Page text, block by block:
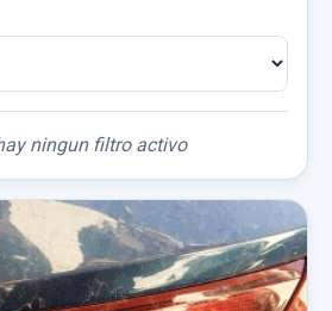
ningun filtro activo